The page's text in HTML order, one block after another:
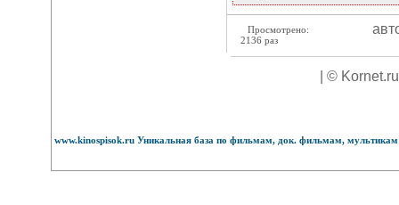
Просмотрено:
2136 раз
| ©
www.kinospisok.ru Уникальная база по фильмам, док. фильмам,